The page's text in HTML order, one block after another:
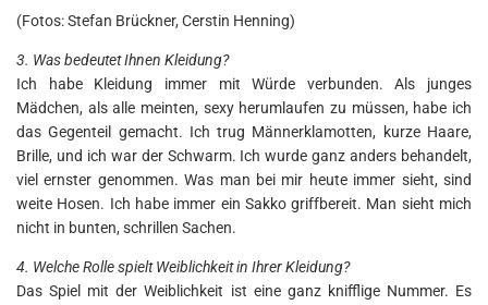
(Fotos: Stefan Brückner, Cerstin Henning)
3. Was bedeutet Ihnen Kleidung?
Ich habe Kleidung immer mit Würde verbunden. Als junges
Mädchen, als alle meinten, sexy herumlaufen zu müssen, habe ich
das Gegenteil gemacht. Ich trug Männerklamotten, kurze Haare,
Brille, und ich war der Schwarm. Ich wurde ganz anders behandelt,
viel ernster genommen. Was man bei mir heute immer sieht, sind
weite Hosen. Ich habe immer ein Sakko griffbereit. Man sieht mich
nicht in bunten, schrillen Sachen.
4. Welche Rolle spielt Weiblichkeit in Ihrer Kleidung?
Das Spiel mit der Weiblichkeit ist eine ganz knifflige Nummer. Es